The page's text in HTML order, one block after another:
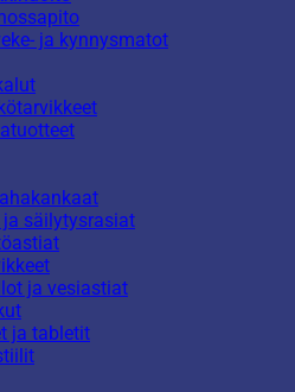
ja kynnysmatot
ja säilytysrasiat
ja vesiastiat
ja tabletit